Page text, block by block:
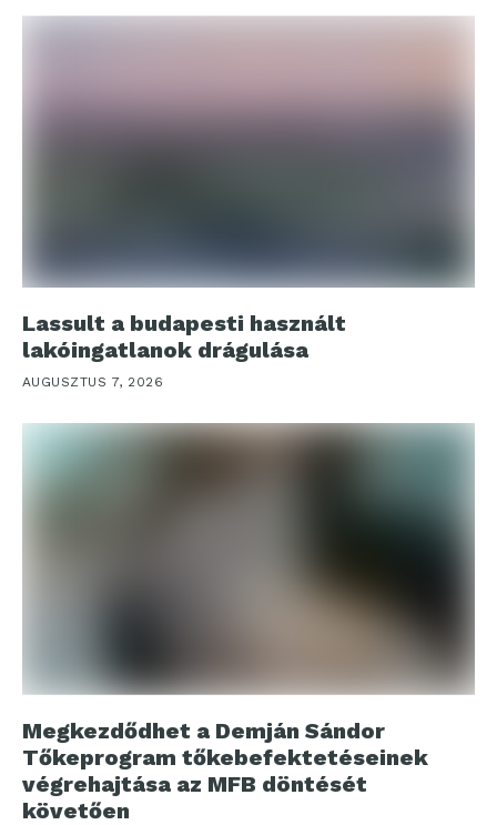
Lassult a budapesti használt
lakóingatlanok drágulása
AUGUSZTUS 7, 2026
Megkezdődhet a Demján Sándor
Tőkeprogram tőkebefektetéseinek
végrehajtása az MFB döntését
követően